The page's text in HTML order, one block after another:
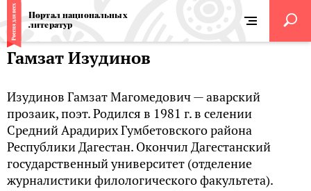
Портал национальных
литератур
Гамзат Изудинов
Изудинов Гамзат Магомедович — аварский
прозаик, поэт. Родился в 1981 г. в селении
Средний Арадирих Гумбетовского района
Республики Дагестан. Окончил Дагестанский
государственный университет (отделение
журналистики филологического факультета).